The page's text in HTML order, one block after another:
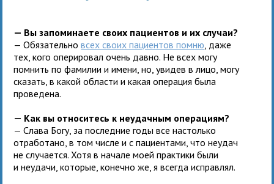
— Вы запоминаете своих пациентов и их случаи?
— Обязательновсех своих пациентов помню , даже
тех, кого оперировал очень давно. Не всех могу
помнить по фамилии и имени, но, увидев в лицо, могу
сказать, в какой области и какая операция была
проведена.
— Как вы относитесь к неудачным операциям?
— Слава Богу, за последние годы все настолько
отработано, в том числе и с пациентами, что неудач
не случается. Хотя в начале моей практики были
и неудачи, которые, конечно же, я всегда исправлял.